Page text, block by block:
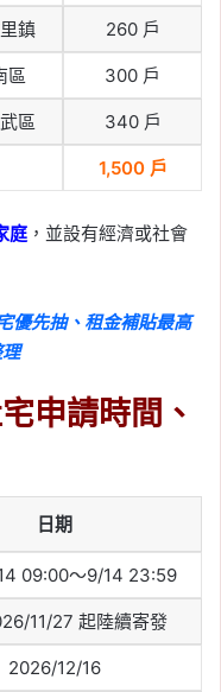
鎮 260 戶
區 300 戶
區 340 戶
1,500 戶
庭 ，並設有經濟或社會
優先抽、租金補貼最高
申請時間、
日期
09:00～9/14 23:59
11/27 起陸續寄發
2026/12/16